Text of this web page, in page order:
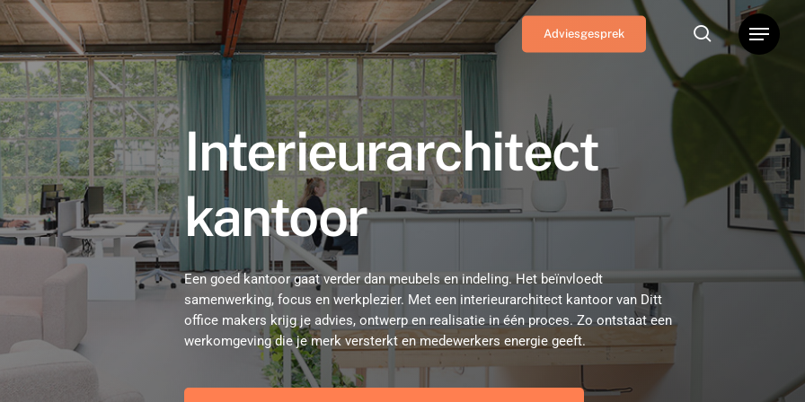
Adviesgesprek Menu
search
Interieurarchitect
kantoor
Een goed kantoor gaat verder dan meubels en indeling. Het beïnvloedt
samenwerking, focus en werkplezier. Met een interieurarchitect kantoor van Ditt
office makers krijg je advies, ontwerp en realisatie in één proces. Zo ontstaat een
werkomgeving die je merk versterkt en medewerkers energie geeft.